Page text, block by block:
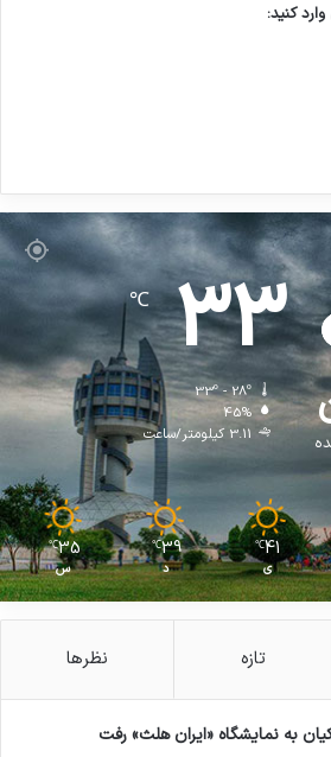
کنید:
33
℃
33º - 28º
45%
3.11 کیلومتر/ساعت
41
℃
ی
39
℃
د
35
℃
س
تازه نظرها
به نمایشگاه «ایران هلث» رفت